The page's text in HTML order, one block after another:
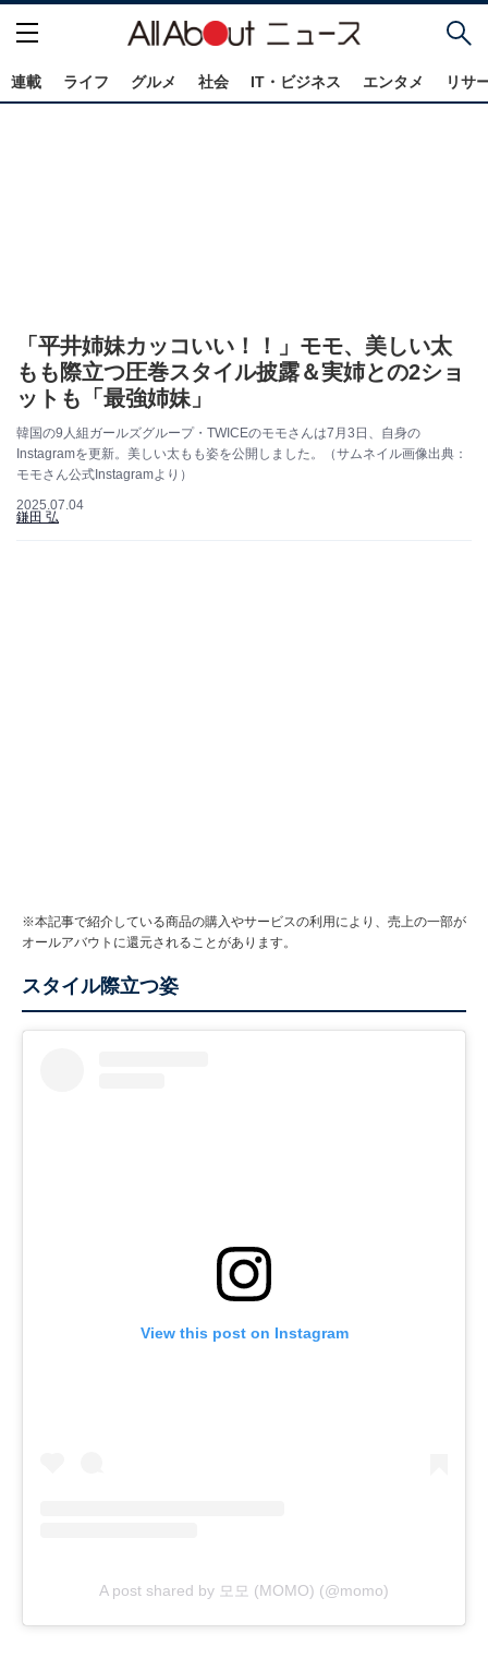
連載 ライフ グルメ 社会 IT・ビジネス エンタメ リサ
「平井姉妹カッコいい！！」モモ、美しい太
もも際立つ圧巻スタイル披露＆実姉との2ショ
ットも「最強姉妹」
韓国の9人組ガールズグループ・TWICEのモモさんは7月3日、自身の
Instagramを更新。美しい太もも姿を公開しました。（サムネイル画像出典：
モモさん公式Instagramより）
2025.07.04
鎌田 弘
※本記事で紹介している商品の購入やサービスの利用により、売上の一部が
オールアバウトに還元されることがあります。
スタイル際立つ姿
View this post on Instagram
A post shared by 모모 (MOMO) (@momo)